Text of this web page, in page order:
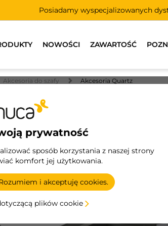
Posiadamy wyspecjalizowanych
NOWOŚCI ZAWARTOŚĆ
prywatność
sposób korzystania z naszej strony
komfort jej użytkowania.
i akceptuję cookies.
plików cookie
Akcesoria do szafy Akcesoria Quartz